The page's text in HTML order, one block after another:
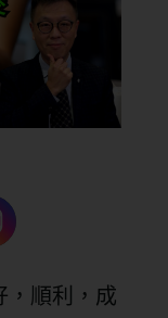
，順利，成